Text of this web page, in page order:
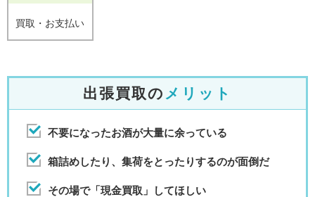
買取・お支払い
出張買取の メリット
不要になったお酒が大量に余っている
箱詰めしたり、集荷をとったりするのが面倒だ
その場で「現金買取」してほしい